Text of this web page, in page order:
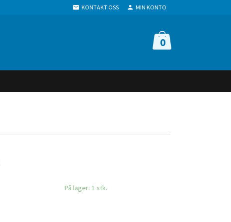
KONTAKT OSS MIN KONTO
0
På lager: 1 stk.